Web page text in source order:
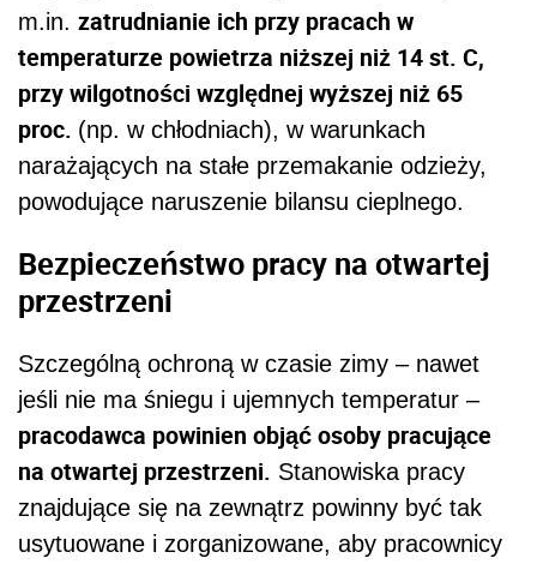
m.in. zatrudnianie ich przy pracach w
temperaturze powietrza niższej niż 14 st. C,
przy wilgotności względnej wyższej niż 65
proc. (np. w chłodniach), w warunkach
narażających na stałe przemakanie odzieży,
powodujące naruszenie bilansu cieplnego.
Bezpieczeństwo pracy na otwartej
przestrzeni
Szczególną ochroną w czasie zimy – nawet
jeśli nie ma śniegu i ujemnych temperatur –
pracodawca powinien objąć osoby pracujące
na otwartej przestrzeni. Stanowiska pracy
znajdujące się na zewnątrz powinny być tak
usytuowane i zorganizowane, aby pracownicy